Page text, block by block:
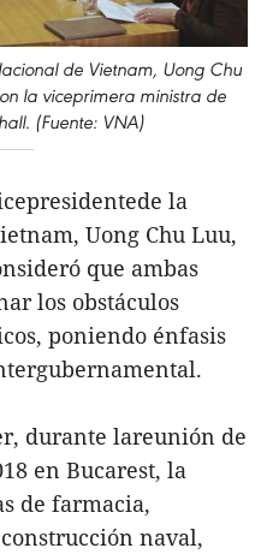
de Vietnam, Uong Chu
la viceprimera ministra de
(Fuente: VNA)
la
Uong Chu Luu,
que ambas
los obstáculos
poniendo énfasis
durante lareunión de
en Bucarest, la
de farmacia,
naval,